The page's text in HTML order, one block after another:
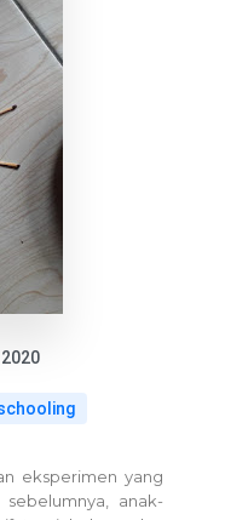
eksperimen yang
anak-